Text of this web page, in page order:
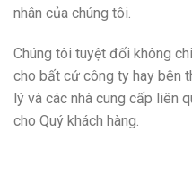
nhân của chúng tôi.
Chúng tôi tuyệt đối không
cho bất cứ công ty hay bên
lý và các nhà cung cấp liên
cho Quý khách hàng.